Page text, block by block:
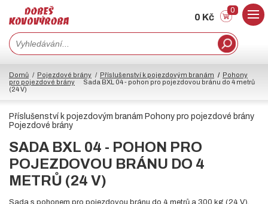
0 Kč
0
Domů Pojezdové brány Příslušenství k pojezdovým branám
Pohony
pro pojezdové brány
Sada BXL 04 - pohon pro pojezdovou bránu do 4 metrů
(24 V)
Příslušenství k pojezdovým branám Pohony pro pojezdové brány
Pojezdové brány
SADA BXL 04 - POHON PRO
POJEZDOVOU BRÁNU DO 4
METRŮ (24 V)